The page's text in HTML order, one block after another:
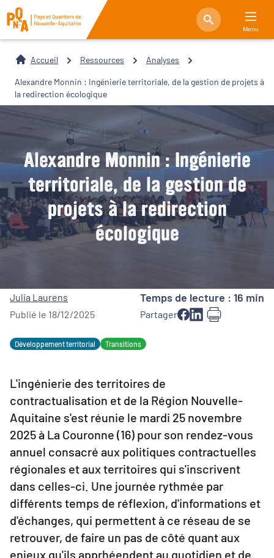
Menu
Accueil Ressources Analyses
Alexandre Monnin : Ingénierie territoriale, de la gestion de projets à
la redirection écologique
Alexandre Monnin : Ingénierie
territoriale, de la gestion de
projets à la redirection
écologique
Julia Laurens
Publié le 18/12/2025
Temps de lecture : 16 min
Partager
Développement territorial Transitions
L'ingénierie des territoires de
contractualisation et de la Région Nouvelle-
Aquitaine s'est réunie le mardi 25 novembre
2025 à La Couronne (16) pour son rendez-vous
annuel consacré aux politiques contractuelles
régionales et aux territoires qui s'inscrivent
dans celles-ci. Une journée rythmée par
différents temps de réflexion, d'informations et
d'échanges, qui permettent à ce réseau de se
retrouver, de faire un pas de côté quant aux
enjeux qu'ils apprhéendent au quotidien et de